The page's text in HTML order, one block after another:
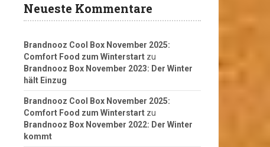
Neueste Kommentare
Brandnooz Cool Box November 2025:
Comfort Food zum Winterstart zu
Brandnooz Box November 2023: Der Winter
hält Einzug
Brandnooz Cool Box November 2025:
Comfort Food zum Winterstart zu
Brandnooz Box November 2022: Der Winter
kommt